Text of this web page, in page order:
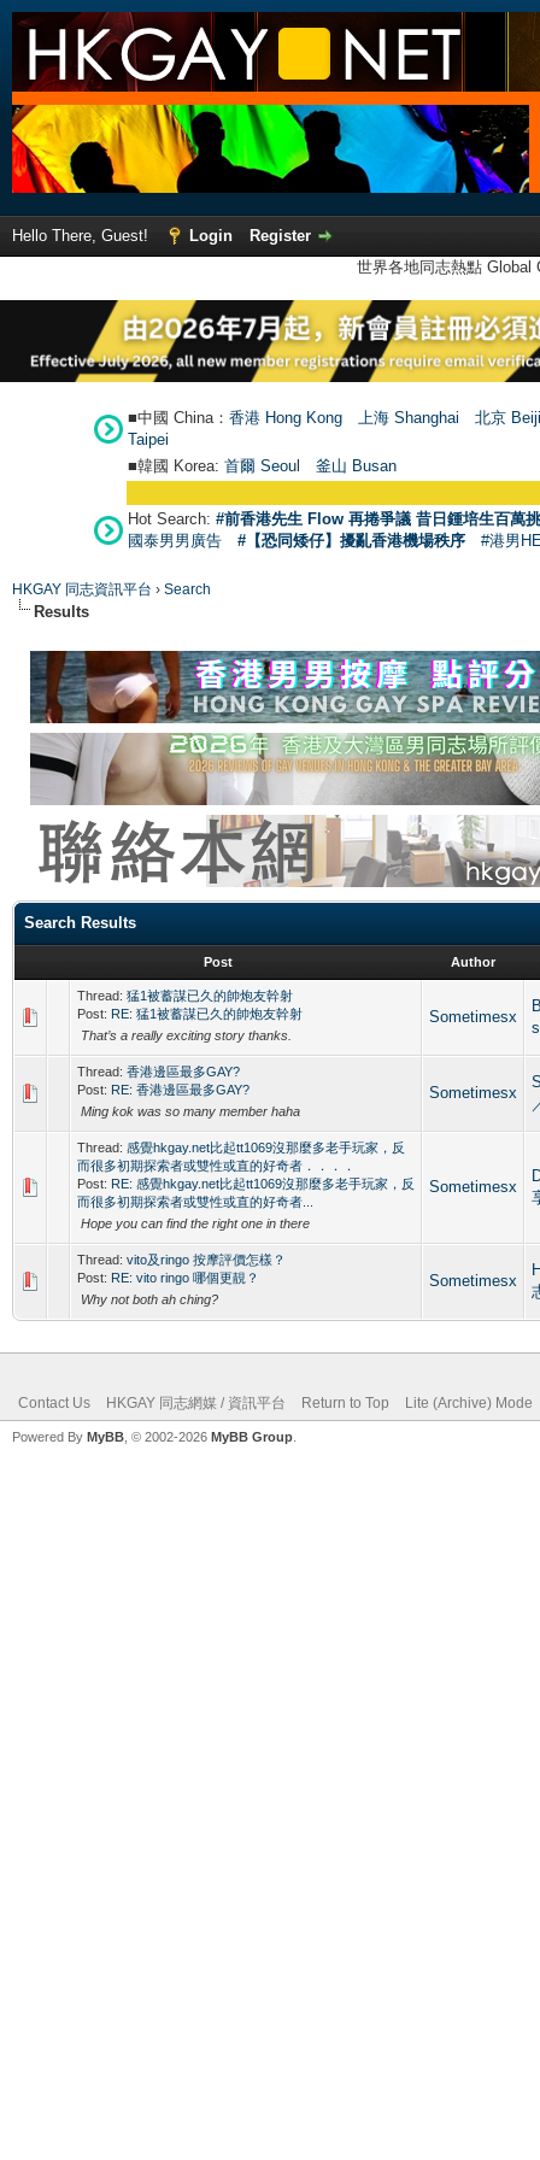
Hello There, Guest! Login
Register
世界各地同志熱點
■中國 China： 香港 Hong Kong 上海 Shanghai
北京
Taipei
■韓國 Korea: 首爾 Seoul 釜山 Busan
Hot Search: #前香港先生 Flow 再捲爭議 昔日鍾培生百萬
國泰男男廣告
#【恐同矮仔】擾亂香港機場秩序 #港男
HKGAY 同志資訊平台 › Search
Results
Search Results
Post Author
Thread: 猛1被蓄謀已久的帥炮友幹射
Post: RE: 猛1被蓄謀已久的帥炮友幹射
That’s a really exciting story thanks.
Sometimesx
Thread: 香港邊區最多GAY?
Post: RE: 香港邊區最多GAY?
Ming kok was so many member haha
Sometimesx
Thread: 感覺hkgay.net比起tt1069沒那麼多老手玩家，反
而很多初期探索者或雙性或直的好奇者．．．．
Post: RE: 感覺hkgay.net比起tt1069沒那麼多老手玩家，反
而很多初期探索者或雙性或直的好奇者...
Hope you can find the right one in there
Sometimesx
Thread: vito及ringo 按摩評價怎樣？
Post: RE: vito ringo 哪個更靚？
Why not both ah ching?
Sometimesx
Contact Us HKGAY 同志網媒 / 資訊平台 Return to Top Lite (Archive) Mode
Powered By MyBB , © 2002-2026 MyBB Group